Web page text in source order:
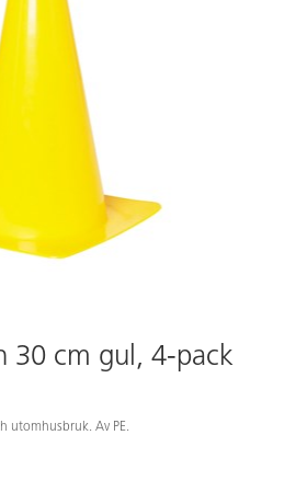
30 cm gul, 4-pack
utomhusbruk. Av PE.